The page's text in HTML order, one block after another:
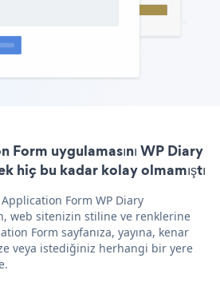
Form uygulamasını WP Diary
hiç bu kadar kolay olmamıştı
Form WP Diary
web sitenizin stiline ve renklerine
Form sayfanıza, yayına, kenar
veya istediğiniz herhangi bir yere